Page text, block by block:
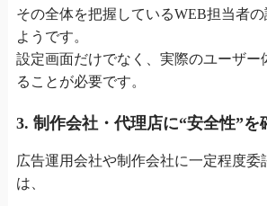
その全体を把握しているWEB担当者
ようです。
設定画面だけでなく、実際のユーザー
ることが必要です。
3. 制作会社・代理店に“安全性”を
広告運用会社や制作会社に一定程度委
は、